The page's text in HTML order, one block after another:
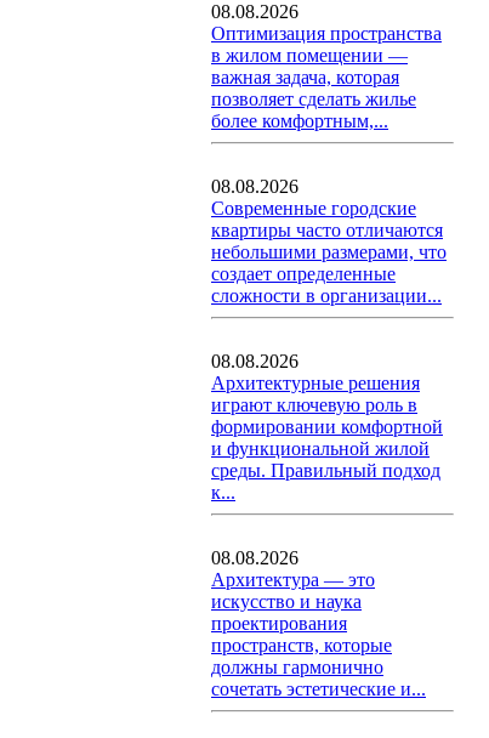
08.08.2026
Оптимизация пространства
в жилом помещении —
важная задача, которая
позволяет сделать жилье
более комфортным,...
08.08.2026
Современные городские
квартиры часто отличаются
небольшими размерами, что
создает определенные
сложности в организации...
08.08.2026
Архитектурные решения
играют ключевую роль в
формировании комфортной
и функциональной жилой
среды. Правильный подход
к...
08.08.2026
Архитектура — это
искусство и наука
проектирования
пространств, которые
должны гармонично
сочетать эстетические и...